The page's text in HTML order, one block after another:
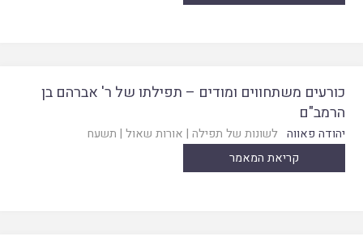
כורעים משתחווים ומודים – תפילתו של ר' אברהם בן
הרמב"ם
יהודה פאווה לשונות של תפילה | אורות שאול | תשעח
קריאת המאמר